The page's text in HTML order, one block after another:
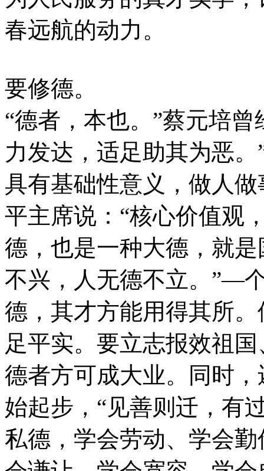
春远航的动力。
要修德。
“德者，本也。”蔡元培
力发达，适足助其为恶
具有基础性意义，做人
平主席说：“核心价值观
德，也是一种大德，就
不兴，人无德不立。”—
德，其才方能用得其所
足平实。要立志报效祖
德者方可成大业。同时
始起步，“见善则迁，有
私德，学会劳动、学会